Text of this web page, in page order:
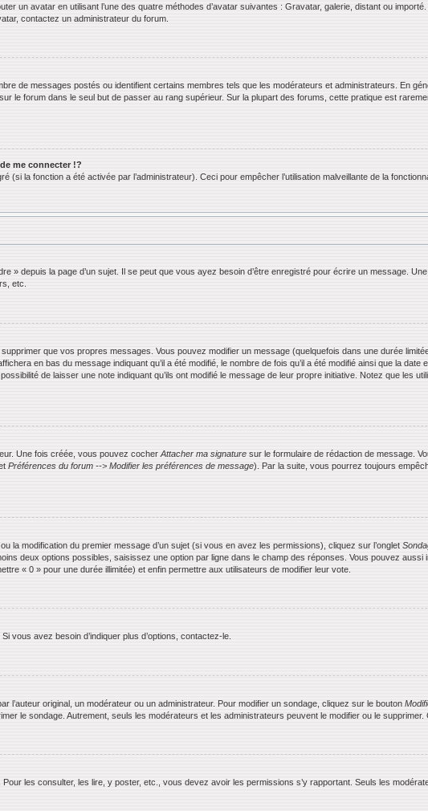
un avatar en utilisant l’une des quatre méthodes d’avatar suivantes : Gravatar, galerie, distant ou
contactez un administrateur du forum.
de messages postés ou identifient certains membres tels que les modérateurs et administrateurs. En
le forum dans le seul but de passer au rang supérieur. Sur la plupart des forums, cette pratique est
me connecter !?
la fonction a été activée par l’administrateur). Ceci pour empêcher l’utilisation malveillante de la
» depuis la page d’un sujet. Il se peut que vous ayez besoin d’être enregistré pour écrire un message.
etc.
que vos propres messages. Vous pouvez modifier un message (quelquefois dans une durée
en bas du message indiquant qu’il a été modifié, le nombre de fois qu’il a été modifié ainsi que la
de laisser une note indiquant qu’ils ont modifié le message de leur propre initiative. Notez que les
Une fois créée, vous pouvez cocher Attacher ma signature sur le formulaire de rédaction de message.
Préférences du forum --> Modifier les préférences de message). Par la suite, vous pourrez toujours
la modification du premier message d’un sujet (si vous en avez les permissions), cliquez sur l’onglet
deux options possibles, saisissez une option par ligne dans le champ des réponses. Vous pouvez
« 0 » pour une durée illimitée) et enfin permettre aux utilisateurs de modifier leur vote.
vous avez besoin d’indiquer plus d’options, contactez-le.
l’auteur original, un modérateur ou un administrateur. Pour modifier un sondage, cliquez sur le bouton
le sondage. Autrement, seuls les modérateurs et les administrateurs peuvent le modifier ou le
les consulter, les lire, y poster, etc., vous devez avoir les permissions s’y rapportant. Seuls les